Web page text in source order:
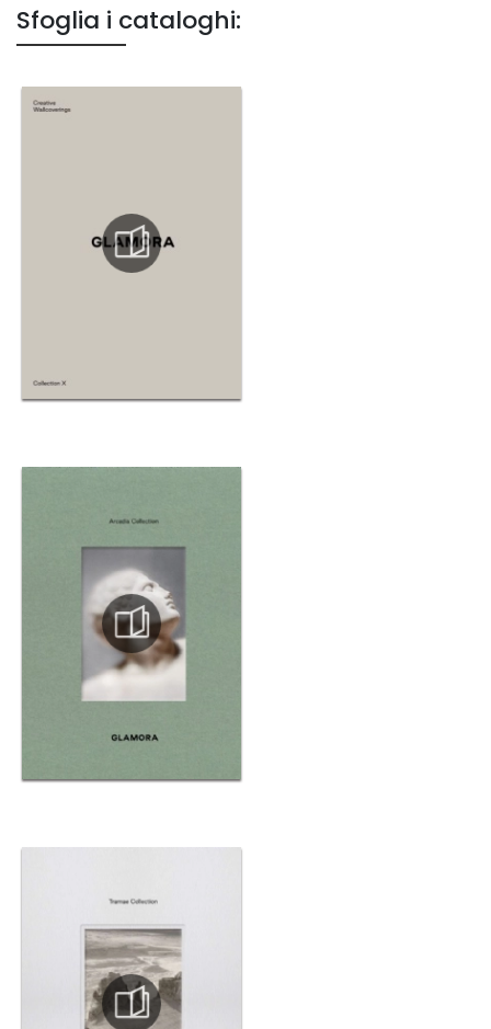
Sfoglia i cataloghi: